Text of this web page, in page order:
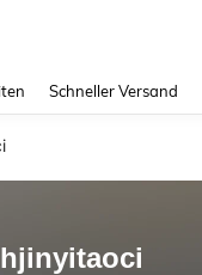
Schneller Versand